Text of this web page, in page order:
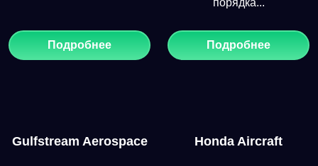
Подробнее
порядка...
Подробнее
Gulfstream Aerospace Honda Aircraft